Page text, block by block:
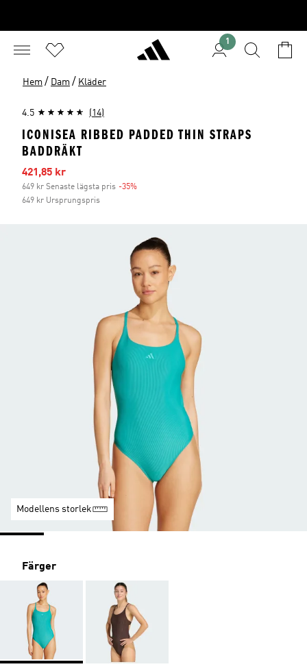
1
Hem / Dam / Kläder
4.5 (14)
ICONISEA RIBBED PADDED THIN STRAPS
BADDRÄKT
Reapris
421,85 kr
649 kr Senaste lägsta pris -35%
649 kr Ursprungspris
Modellens storlek
Färger